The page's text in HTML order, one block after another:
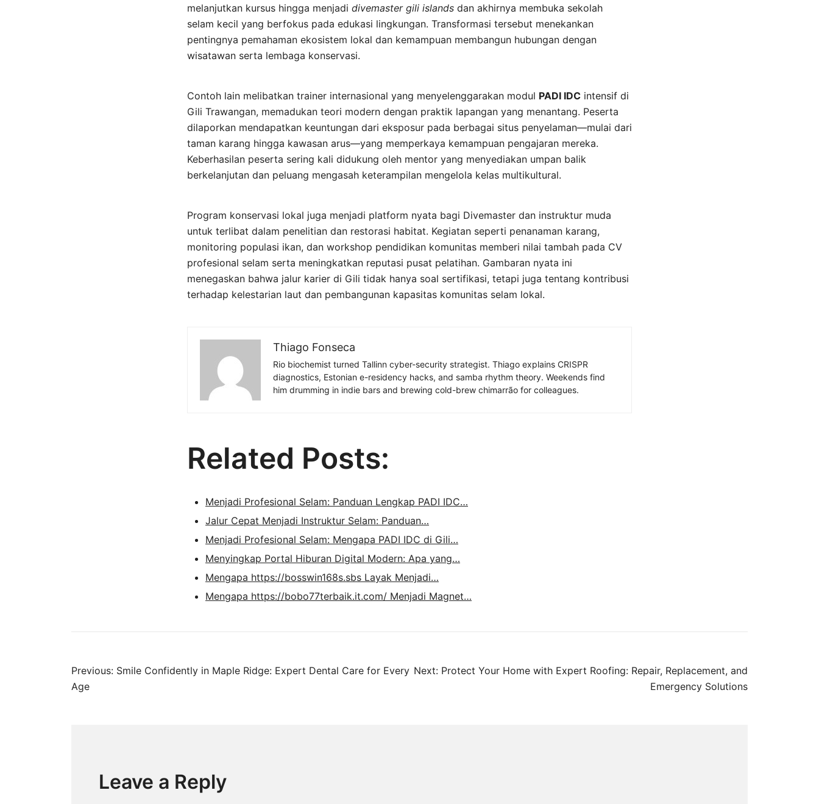
melanjutkan kursus hingga menjadi divemaster gili islands dan akhirnya membuka sekolah
selam kecil yang berfokus pada edukasi lingkungan. Transformasi tersebut menekankan
pentingnya pemahaman ekosistem lokal dan kemampuan membangun hubungan dengan
wisatawan serta lembaga konservasi.
Contoh lain melibatkan trainer internasional yang menyelenggarakan modul PADI IDC intensif di
Gili Trawangan, memadukan teori modern dengan praktik lapangan yang menantang. Peserta
dilaporkan mendapatkan keuntungan dari eksposur pada berbagai situs penyelaman—mulai dari
taman karang hingga kawasan arus—yang memperkaya kemampuan pengajaran mereka.
Keberhasilan peserta sering kali didukung oleh mentor yang menyediakan umpan balik
berkelanjutan dan peluang mengasah keterampilan mengelola kelas multikultural.
Program konservasi lokal juga menjadi platform nyata bagi Divemaster dan instruktur muda
untuk terlibat dalam penelitian dan restorasi habitat. Kegiatan seperti penanaman karang,
monitoring populasi ikan, dan workshop pendidikan komunitas memberi nilai tambah pada CV
profesional selam serta meningkatkan reputasi pusat pelatihan. Gambaran nyata ini
menegaskan bahwa jalur karier di Gili tidak hanya soal sertifikasi, tetapi juga tentang kontribusi
terhadap kelestarian laut dan pembangunan kapasitas komunitas selam lokal.
Thiago Fonseca
Rio biochemist turned Tallinn cyber-security strategist. Thiago explains CRISPR
diagnostics, Estonian e-residency hacks, and samba rhythm theory. Weekends find
him drumming in indie bars and brewing cold-brew chimarrão for colleagues.
Related Posts:
Menjadi Profesional Selam: Panduan Lengkap PADI IDC…
Jalur Cepat Menjadi Instruktur Selam: Panduan…
Menjadi Profesional Selam: Mengapa PADI IDC di Gili…
Menyingkap Portal Hiburan Digital Modern: Apa yang…
Mengapa https://bosswin168s.sbs Layak Menjadi…
Mengapa https://bobo77terbaik.it.com/ Menjadi Magnet…
Post
Previous: Smile Confidently in Maple Ridge: Expert Dental Care for Every
Age
Next: Protect Your Home with Expert Roofing: Repair, Replacement, and
Emergency Solutions
Leave a Reply